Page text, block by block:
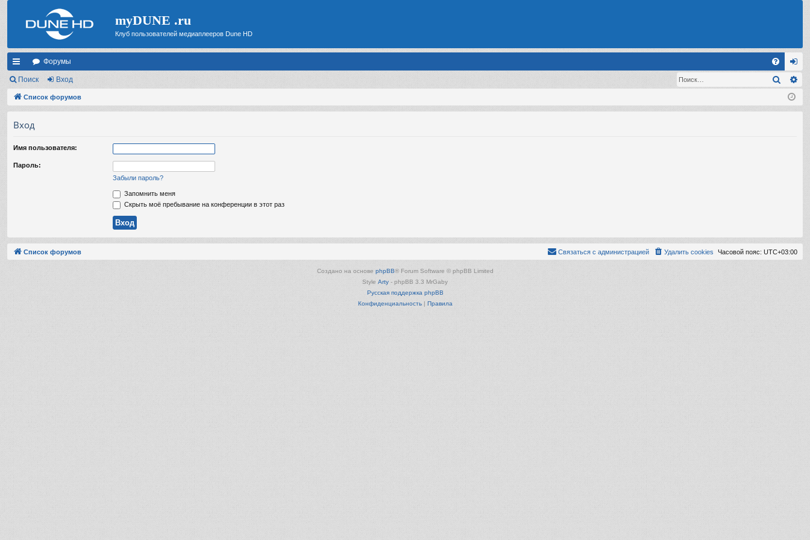
myDUNE .ru
Клуб пользователей медиаплееров Dune HD
с
ы
Форумы
FA хо
д
Поиск Вход Поиск
Список форумов
Вход
Имя пользователя:
Пароль:
Забыли пароль?
Запомнить меня
Скрыть моё пребывание на конференции в этот раз
Список форумов Часовой пояс: UTC+03:00
Удалить cookies
Связаться с администрацией
Создано на основе phpBB® Forum Software © phpBB Limited
Style Arty - phpBB 3.3 MrGaby
Русская поддержка phpBB
Конфиденциальность| Правила